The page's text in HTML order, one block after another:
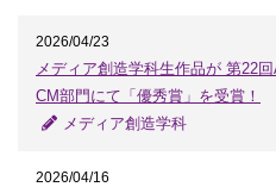
2026/04/23
メディア創造学科生作品が 第22
CM部門にて「優秀賞」を受賞！
メディア創造学科
2026/04/16